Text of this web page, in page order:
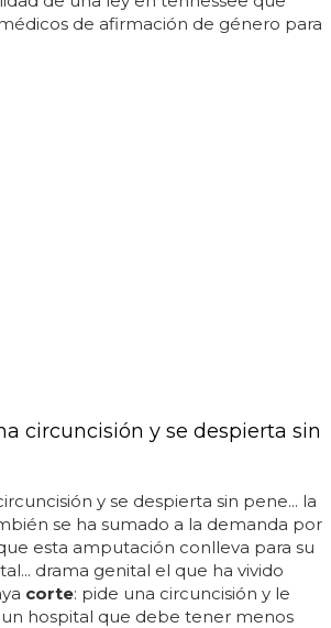
de afirmación de género para
circuncisión y se despierta sin
y se despierta sin pene... la
se ha sumado a la demanda por
esta amputación conlleva para su
drama genital el que ha vivido
corte: pide una circuncisión y le
hospital que debe tener menos